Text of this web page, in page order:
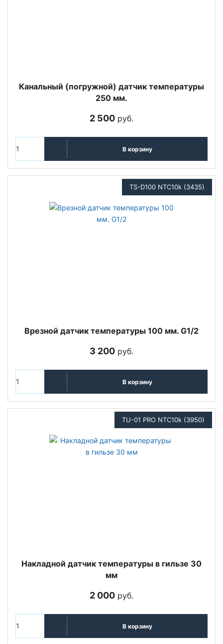
Канальный (погружной) датчик температуры
250 мм.
2 500 руб.
В корзину
TS-D100 NTC10k (3435)
Врезной датчик температуры 100 мм. G1/2
3 200 руб.
В корзину
TU-01 PRO NTC10k (3950)
Накладной датчик температуры в гильзе 30
мм
2 000 руб.
В корзину